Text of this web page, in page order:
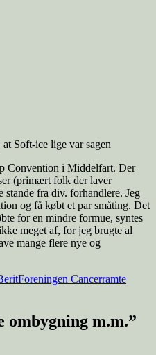
Soft-ice lige var sagen
Convention i Middelfart. Der
(primært folk der laver
stande fra div. forhandlere. Jeg
og få købt et par småting. Det
for en mindre formue, syntes
meget af, for jeg brugte al
mange flere nye og
Tags
Foreningen Cancerramte
ombygning m.m.”